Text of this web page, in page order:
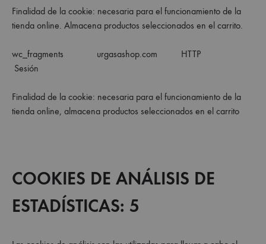
Finalidad de la cookie: necesaria para el funcionamiento de la
tienda online. Almacena productos seleccionados en el carrito.
wc_fragments urgasashop.com HTTP
Sesión
Finalidad de la cookie: necesaria para el funcionamiento de la
tienda online, almacena productos seleccionados en el carrito
COOKIES DE ANÁLISIS DE
ESTADÍSTICAS: 5